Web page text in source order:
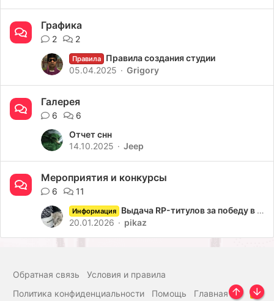
Графика
2 2
Правила
Правила создания студии
05.04.2025
Grigory
Галерея
6
6
Отчет снн
14.10.2025
Jeep
Мероприятия и конкурсы
6 11
Информация
Выдача RP-титулов за победу в мероприятиях
20.01.2026
pikaz
Обратная связь
Условия и правила
Политика конфиденциальности
Помощь Главная
R
ВерхНиз